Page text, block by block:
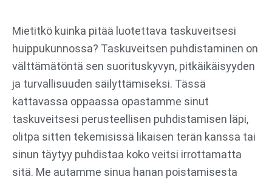
sisältöön
Mietitkö kuinka pitää luotettava taskuveitsesi
huippukunnossa? Taskuveitsen puhdistaminen on
välttämätöntä sen suorituskyvyn, pitkäikäisyyden
ja turvallisuuden säilyttämiseksi. Tässä
kattavassa oppaassa opastamme sinut
taskuveitsesi perusteellisen puhdistamisen läpi,
olitpa sitten tekemisissä likaisen terän kanssa tai
sinun täytyy puhdistaa koko veitsi irrottamatta
sitä. Me autamme sinua hanan poistamisesta